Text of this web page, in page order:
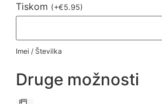
Tiskom (+€5.95)
Imei / Številka
Druge možnosti